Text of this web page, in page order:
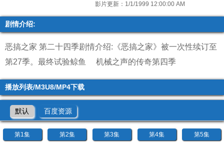
影片更新：1/1/1999 12:00:00 AM
剧情介绍:
恶搞之家 第二十四季剧情介绍:《恶搞之家》被一次性续订至
第27季。 最终试验鲸鱼 机械之声的传奇第四季
播放列表/M3U8/MP4下载
默认 百度资源
第1集 第2集 第3集 第4集 第5集